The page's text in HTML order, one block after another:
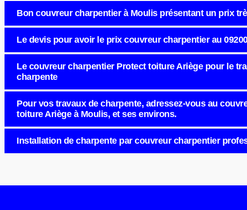
Bon couvreur charpentier à Moulis présentant un prix
Le devis pour avoir le prix couvreur charpentier au
Le couvreur charpentier Protect toiture Ariège pour le
charpente
Pour vos travaux de charpente, adressez-vous au
toiture Ariège à Moulis, et ses environs.
Installation de charpente par couvreur charpentier